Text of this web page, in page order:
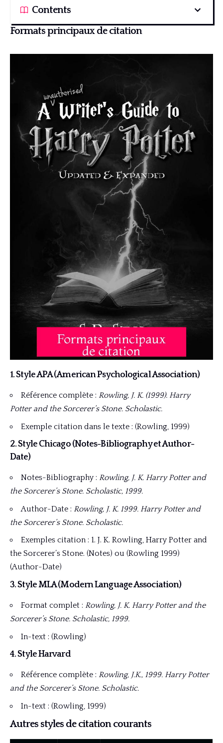
Contents
Formats principaux de citation
1. Style APA (American Psychological Association)
Référence complète : Rowling, J. K. (1999). Harry
Potter and the Sorcerer’s Stone. Scholastic.
Exemple citation dans le texte : (Rowling, 1999)
2. Style Chicago (Notes-Bibliography et Author-
Date)
Notes-Bibliography : Rowling, J. K. Harry Potter and
the Sorcerer’s Stone. Scholastic, 1999.
Author-Date : Rowling, J. K. 1999. Harry Potter and
the Sorcerer’s Stone. Scholastic.
Exemples citation : 1. J. K. Rowling, Harry Potter and
the Sorcerer’s Stone. (Notes) ou (Rowling 1999)
(Author-Date)
3. Style MLA (Modern Language Association)
Format complet : Rowling, J. K. Harry Potter and the
Sorcerer’s Stone. Scholastic, 1999.
In-text : (Rowling)
4. Style Harvard
Référence complète : Rowling, J.K., 1999. Harry Potter
and the Sorcerer’s Stone. Scholastic.
In-text : (Rowling, 1999)
Autres styles de citation courants